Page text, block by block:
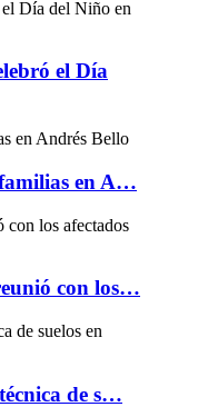
el Día
en A…
con los…
de s…